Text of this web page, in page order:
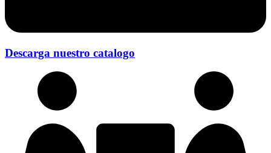
Descarga nuestro catalogo